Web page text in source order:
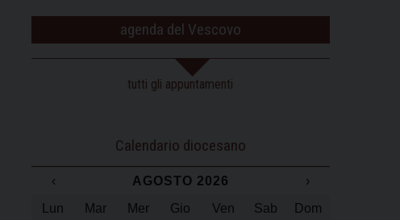
agenda del Vescovo
tutti gli appuntamenti
Calendario diocesano
‹ AGOSTO 2026
›
Lun
Mar Mer Gio Ven Sab Dom